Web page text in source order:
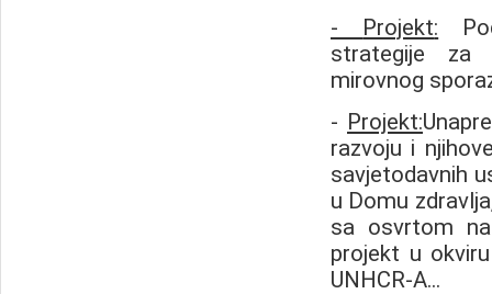
- Projekt:
strategije za
mirovnog
- Projekt:
razvoju i
savjetodavnih
u Domu
sa osvrtom na
projekt u
UNHCR-A...